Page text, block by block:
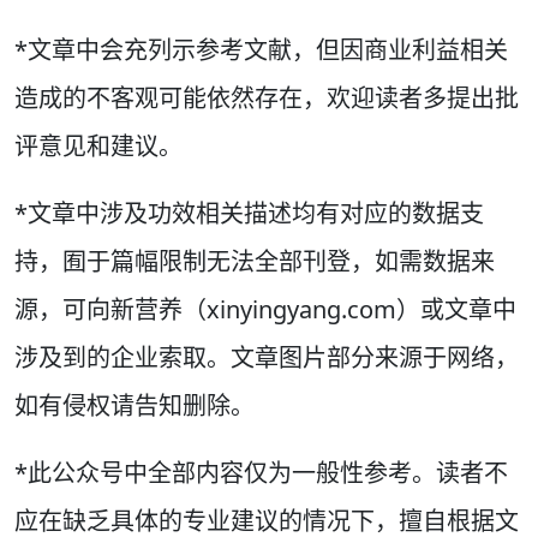
*文章中会充列示参考文献，但因商业利益相关
造成的不客观可能依然存在，欢迎读者多提出批
评意见和建议。
*文章中涉及功效相关描述均有对应的数据支
持，囿于篇幅限制无法全部刊登，如需数据来
源，可向新营养（xinyingyang.com）或文章中
涉及到的企业索取。文章图片部分来源于网络，
如有侵权请告知删除。
*此公众号中全部内容仅为一般性参考。读者不
应在缺乏具体的专业建议的情况下，擅自根据文